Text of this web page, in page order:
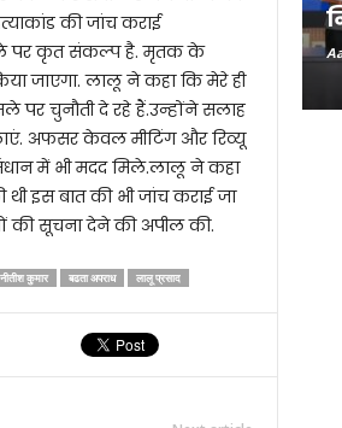
की जांच कराई
पर कृत संकल्प है. मृतक के
जाएगा. लालू ने कहा कि मेरे ही
पर चुनौती दे रहे हैं.उन्होंने सलाह
अफसर केवल मीटिंग और रिव्यू
में भी मदद मिले.लालू ने कहा
इस बात की भी जांच कराई जा
की सूचना देने की अपील की.
नीतीश कुमार बढता अपराध लालू प्रसाद